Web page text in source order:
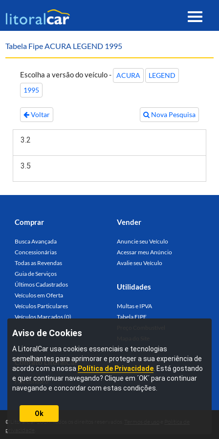
Toggle
Tabela Fipe ACURA LEGEND 1995
Escolha a versão do veículo - ACURA
LEGEND
1995
Voltar Nova Pesquisa
3.2
3.5
Comprar
Busca Avançada
Concessionárias
Todas as Revendas
Guia de Serviços
Últimos Cadastrados
Veículos em Oferta
Veículos Particulares
Veículos Marcados (0)
Vender
Anuncie seu Veículo
Acessar meu Anúncio
Avalie seu Veículo
Utilidades
Multas e IPVA
Tabela FIPE
Contato LitoralCar
Fale conosco
©LitoralCar 2026. Todos os direitos reservados.
privacidade
Aviso de Cookies
A LitoralCar usa cookies essenciais e tecnologias
semelhantes para aprimorar e proteger a sua experiência de
acordo com a nossa Política de Privacidade . Está gostando
e quer continuar navegando? Clique em ´OK´ para continuar
navegando e concordar com estas condições.
Ok